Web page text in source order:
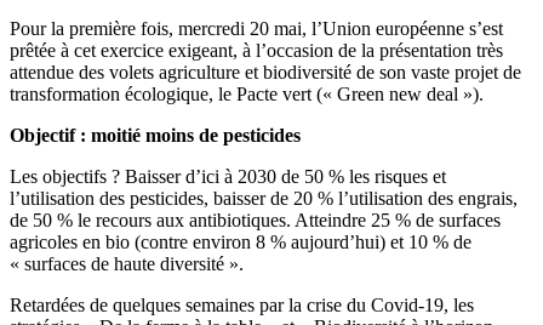
Pour la première fois, mercredi 20 mai, l’Union européenne s’est
prêtée à cet exercice exigeant, à l’occasion de la présentation très
attendue des volets agriculture et biodiversité de son vaste projet de
transformation écologique, le Pacte vert (« Green new deal »).
Objectif : moitié moins de pesticides
Les objectifs ? Baisser d’ici à 2030 de 50 % les risques et
l’utilisation des pesticides, baisser de 20 % l’utilisation des engrais,
de 50 % le recours aux antibiotiques. Atteindre 25 % de surfaces
agricoles en bio (contre environ 8 % aujourd’hui) et 10 % de
« surfaces de haute diversité ».
Retardées de quelques semaines par la crise du Covid-19, les